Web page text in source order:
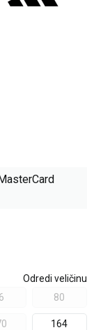
Odredi veličinu
80
164